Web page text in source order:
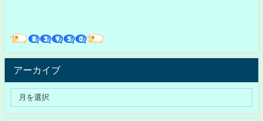
アーカイブ